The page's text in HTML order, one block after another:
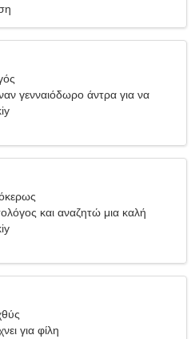
γενναιόδωρο άντρα για να
και αναζητώ μια καλή
για φίλη